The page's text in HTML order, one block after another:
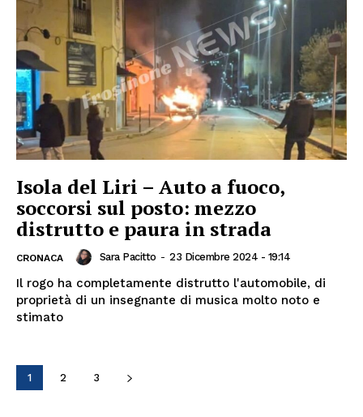
Isola del Liri – Auto a fuoco,
soccorsi sul posto: mezzo
distrutto e paura in strada
CRONACA Sara Pacitto - 23 Dicembre 2024 - 19:14
Il rogo ha completamente distrutto l'automobile, di
proprietà di un insegnante di musica molto noto e
stimato
1 2 3